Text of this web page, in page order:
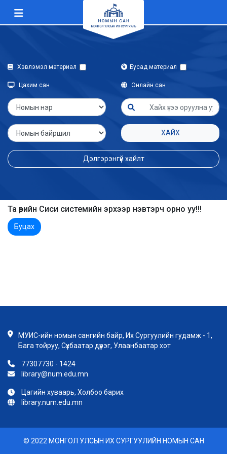
Хэвлэмэл материал Бусад материал
Цахим сан Онлайн сан
ХАЙХ
Дэлгэрэнгүй хайлт
Та өөрийн Сиси системийн эрхээр нэвтэрч орно уу!!!
Буцах
МУИС-ийн номын сангийн байр, Их Сургуулийн гудамж - 1,
Бага тойруу, Сүхбаатар дүүрэг, Улаанбаатар хот
77307730 - 1424
library@num.edu.mn
Цагийн хуваарь, Холбоо барих
library.num.edu.mn
© 2022 МОНГОЛ УЛСЫН ИХ СУРГУУЛИЙН НОМЫН САН